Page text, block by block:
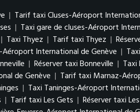
| Tarif taxi Cluses-Aéroport
| Taxi gare de cluses-Aéroport
| Taxi Thyez | Tarif taxi Thyez |
International de Genève |
| Réserver taxi Bonneville | Taxi
de Genève | Tarif taxi Marnaz-
| Taxi Taninges-Aéroport
| Tarif taxi Les Gets | Réserver taxi